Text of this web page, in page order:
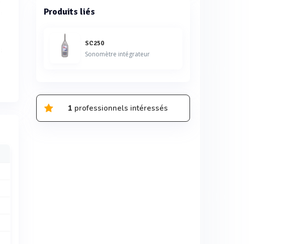
Produits liés
SC250
Sonomètre intégrateur
1 professionnels intéressés